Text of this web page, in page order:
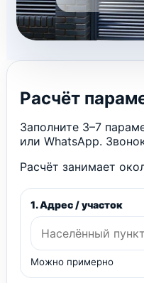
Расчёт
Заполните 3–7
или WhatsApp.
Расчёт занимает
1. Адрес / участок
Можно примерно